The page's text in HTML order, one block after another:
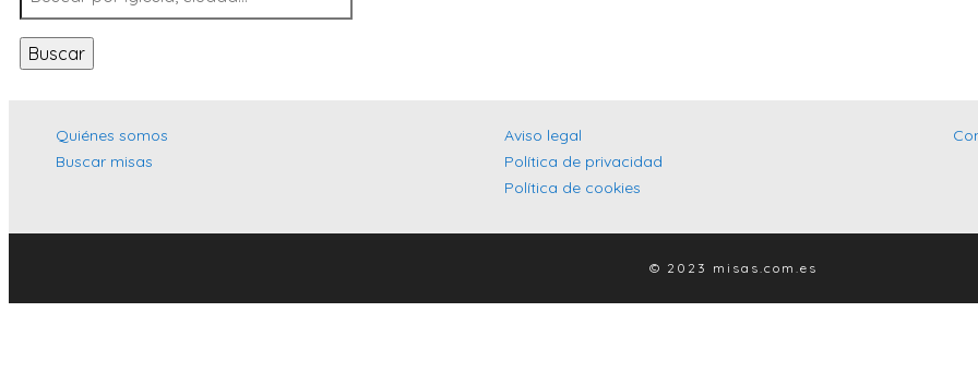
Valladolid
Sevilla
Santa Cruz de Tenerife
Cantabria
Buscar
Quiénes somos
Buscar misas
Aviso legal
Política de privacidad
Política de cookies
© 2023 misas.com.es